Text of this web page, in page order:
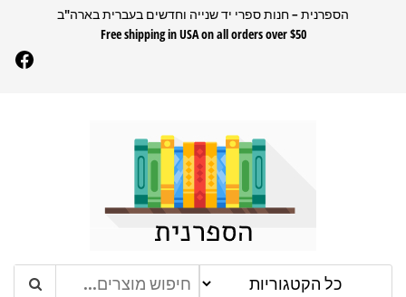
הספרנית – חנות ספרי יד שנייה וחדשים בעברית בארה"ב
Free shipping in USA on all orders over $50
הספרנית